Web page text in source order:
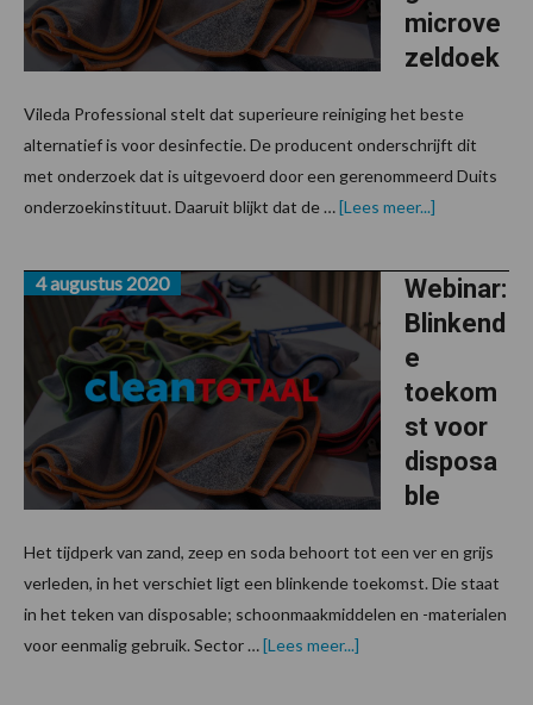
microve
zeldoek
Vileda Professional stelt dat superieure reiniging het beste
alternatief is voor desinfectie. De producent onderschrijft dit
met onderzoek dat is uitgevoerd door een gerenommeerd Duits
onderzoekinstituut. Daaruit blijkt dat de …[Lees meer...]
Webinar:
Blinkend
e
toekom
st voor
disposa
ble
4 augustus 2020
Het tijdperk van zand, zeep en soda behoort tot een ver en grijs
verleden, in het verschiet ligt een blinkende toekomst. Die staat
in het teken van disposable; schoonmaakmiddelen en -materialen
voor eenmalig gebruik. Sector …[Lees meer...]